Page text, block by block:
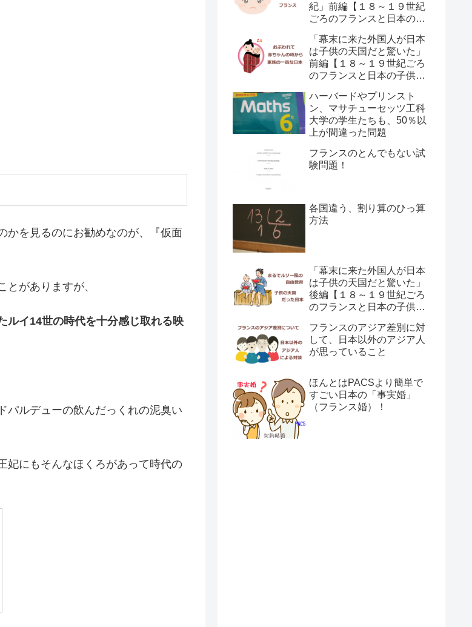
かを見るのにお勧めなのが、『仮面
がありますが、
ルイ14世の時代を十分感じ取れる映
パルデューの飲んだっくれの泥臭い
妃にもそんなほくろがあって時代の
紀」前編【１８～１９世紀
ごろのフランスと日本の子
「幕末に来た外国人が日本
は子供の天国だと驚いた」
前編【１８～１９世紀ごろ
のフランスと日本の子供の
ハーバードやプリンスト
ン、マサチューセッツ工科
大学の学生たちも、50％以
上が間違った問題
フランスのとんでもない試
験問題！
各国違う、割り算のひっ算
方法
「幕末に来た外国人が日本
は子供の天国だと驚いた」
後編【１８～１９世紀ごろ
のフランスと日本の子供の
フランスのアジア差別に対
して、日本以外のアジア人
が思っていること
ほんとはPACSより簡単で
すごい日本の「事実婚」
（フランス婚）！